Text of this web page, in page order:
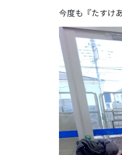
今度も『たすけ